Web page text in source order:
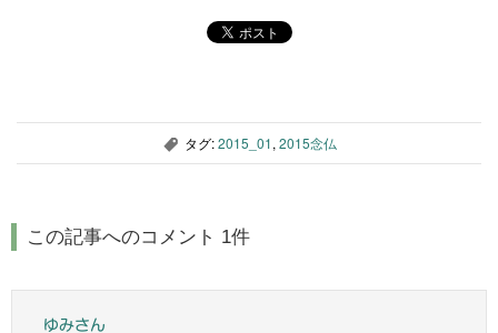
, タグ:2015_01, 2015念仏
この記事へのコメント 1件
ゆみさん